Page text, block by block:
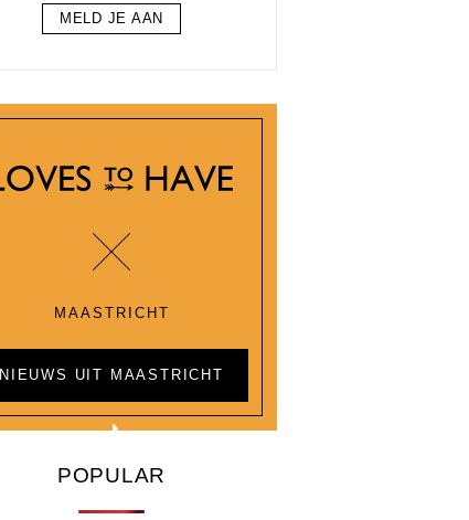
MELD JE AAN
MAASTRICHT
NIEUWS UIT MAASTRICHT
POPULAR